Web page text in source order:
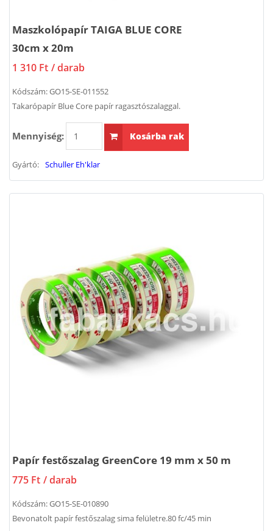
Maszkolópapír TAIGA BLUE CORE
30cm x 20m
1 310 Ft / darab
Kódszám:GO15-SE-011552
Takarópapír Blue Core papír ragasztószalaggal.
Mennyiség: Kosárba rak
Gyártó: Schuller Eh'klar
Papír festőszalag GreenCore 19 mm x 50 m
775 Ft / darab
Kódszám:GO15-SE-010890
Bevonatolt papír festőszalag sima felületre.80 fc/45 min